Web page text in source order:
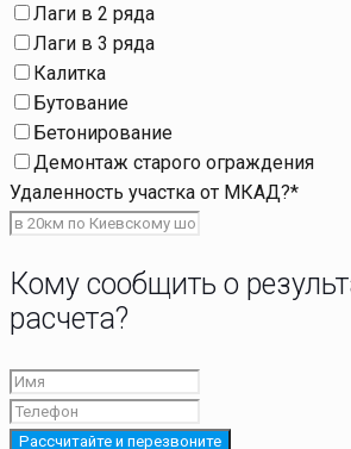
Лаги в 2 ряда
Лаги в 3 ряда
Калитка
Бутование
Бетонирование
Демонтаж старого ограждения
Удаленность участка от МКАД?*
Кому сообщить о
расчета?
Рассчитайте и перезвоните